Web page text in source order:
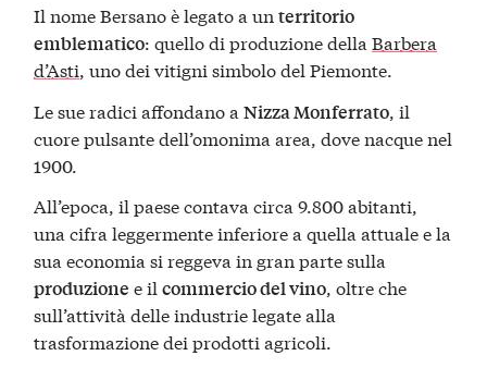
Il nome Bersano è legato a unterritorio
emblematico: quello di produzione dellaBarbera
d’Asti, uno dei vitigni simbolo del Piemonte.
Le sue radici affondano aNizza Monferrato , il
cuore pulsante dell’omonima area, dove nacque nel
1900.
All’epoca, il paese contava circa 9.800 abitanti,
una cifra leggermente inferiore a quella attuale e la
sua economia si reggeva in gran parte sulla
produzione e ilcommercio del vino, oltre che
sull’attività delle industrie legate alla
trasformazione dei prodotti agricoli.